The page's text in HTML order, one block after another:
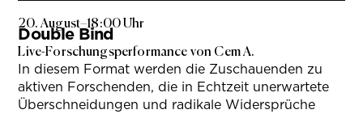
20. August–18:00 Uhr
Double Bind
Live-Forschungsperformance von Cem A.
In diesem Format werden die Zuschauenden zu
aktiven Forschenden, die in Echtzeit unerwartete
Überschneidungen und radikale Widersprüche